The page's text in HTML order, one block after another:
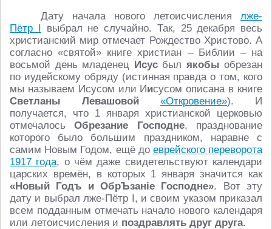
Дату начала нового летоисчисления лже-
Пётр I выбрал не случайно. Так, 25 декабря весь
христианский мир отмечает Рождество Христово. А
согласно «святой» книге христиан – Библии – на
восьмой день младенец Исусбыл якобы обрезан
по иудейскому обряду (истинная правда о том, кого
мы называем Исусом или Иисусом описана в книге
Светланы Левашовой
«Откровение»). И
получается, что 1 января христианской церковью
отмечалосьОбрезание Господне, празднование
которого было большим праздником, наравне с
самим Новым Годом, ещё до еврейского переворота
1917 года, о чём даже свидетельствуют календари
царских времён, в которых 1 января значится как
«Новый Годъ и ОбрЪзанiе Господне». Вот эту
дату и выбрал лже-Пётр I, и своим указом приказал
всем подданным отмечать начало нового календаря
или летоисчисления и поздравлять друг друга.